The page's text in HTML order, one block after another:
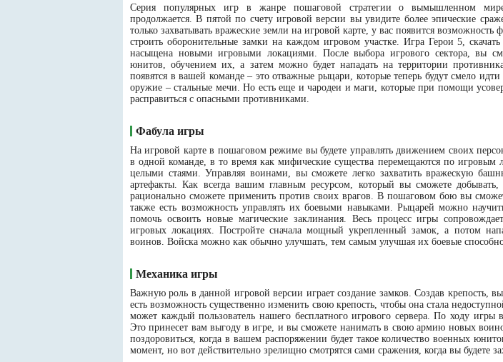
Серия популярных игр в жанре пошаговой стратегии о вымышленном
продолжается. В пятой по счету игровой версии вы увидите более эпические
только захватывать вражеские земли на игровой карте, у вас появится
строить оборонительные замки на каждом игровом участке. Игра Герои 5,
насыщена новыми игровыми локациями. После выбора игрового сектора, вы
юнитов, обучением их, а затем можно будет нападать на территории
появятся в вашей команде – это отважные рыцари, которые теперь будут смело
оружие – стальные мечи. Но есть еще и чародеи и маги, которые при помощи
расправиться с опасными противниками.
Фабула игры
На игровой карте в пошаговом режиме вы будете управлять движением своих
в одной команде, в то время как мифические существа перемещаются по игровым
целыми стаями. Управляя воинами, вы сможете легко захватить вражескую
артефакты. Как всегда вашим главным ресурсом, который вы сможете
рационально сможете применить против своих врагов. В пошаговом бою вы
также есть возможность управлять их боевыми навыками. Рыцарей можно
помочь освоить новые магические заклинания. Весь процесс игры
игровых локациях. Постройте сначала мощный укрепленный замок, а потом
воинов. Войска можно как обычно улучшать, тем самым улучшая их боевые
Механика игры
Важную роль в данной игровой версии играет создание замков. Создав крепость,
есть возможность существенно изменить свою крепость, чтобы она стала
может каждый пользователь нашего бесплатного игрового сервера. По ходу игры
Это принесет вам выгоду в игре, и вы сможете нанимать в свою армию новых
поздоровиться, когда в вашем распоряжении будет такое количество военных
момент, но вот действительно зрелищно смотрятся сами сражения, когда вы будете